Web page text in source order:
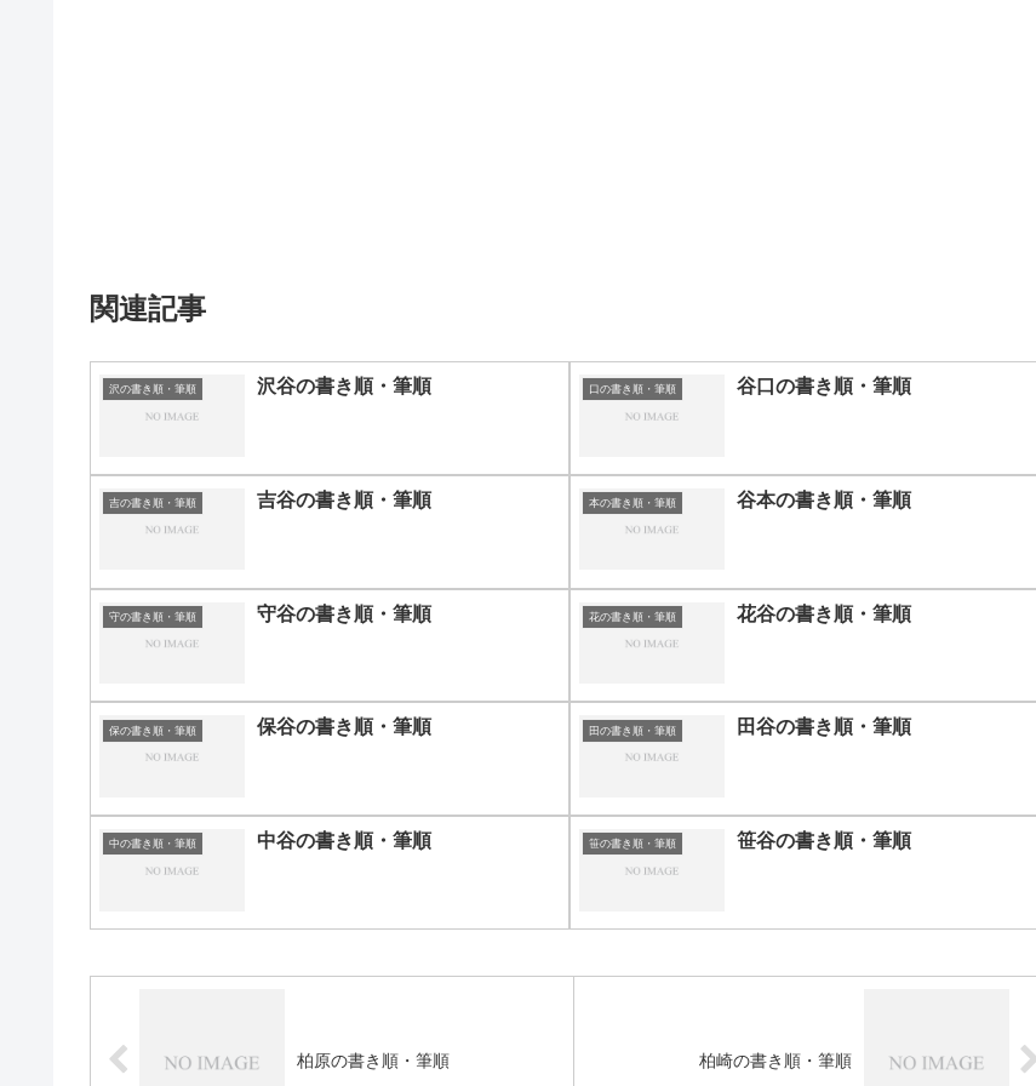
関連記事
沢の書き順・筆順 沢谷の書き順・筆順 口の書き順・筆順 谷口の書き順・筆順
吉の書き順・筆順 吉谷の書き順・筆順 本の書き順・筆順 谷本の書き順・筆順
守の書き順・筆順 守谷の書き順・筆順 花の書き順・筆順 花谷の書き順・筆順
保の書き順・筆順 保谷の書き順・筆順 田の書き順・筆順 田谷の書き順・筆順
中の書き順・筆順 中谷の書き順・筆順 笹の書き順・筆順 笹谷の書き順・筆順
柏原の書き順・筆順 柏崎の書き順・筆順